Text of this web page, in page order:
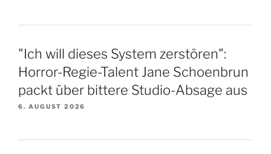
"Ich will dieses System zerstören":
Horror-Regie-Talent Jane Schoenbrun
packt über bittere Studio-Absage aus
6. AUGUST 2026